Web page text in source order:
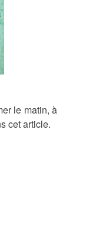
le matin, à
cet article.